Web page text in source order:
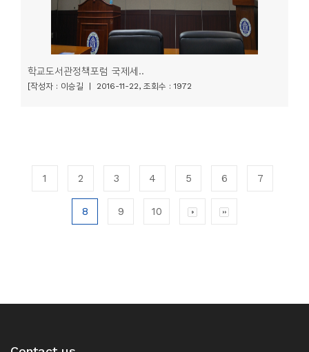
학교도서관정책포럼 국제세..
[작성자 : 이승길 | 2016-11-22, 조회수 : 1972
1 2 3 4 5 6 7
8 9 10